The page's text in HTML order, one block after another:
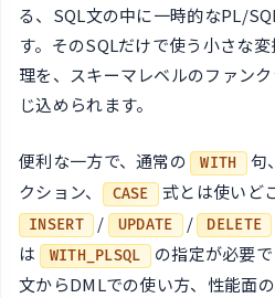
る、SQL文の中に一時的なPL/
す。そのSQLだけで使う小さな
理を、スキーマレベルのファン
じ込められます。
便利な一方で、通常の WITH
句
クション、
CASE 式とは使いど
INSERT / UPDATE / DELETE
は
WITH_PLSQL
の指定が必要
文からDMLでの使い方、性能面